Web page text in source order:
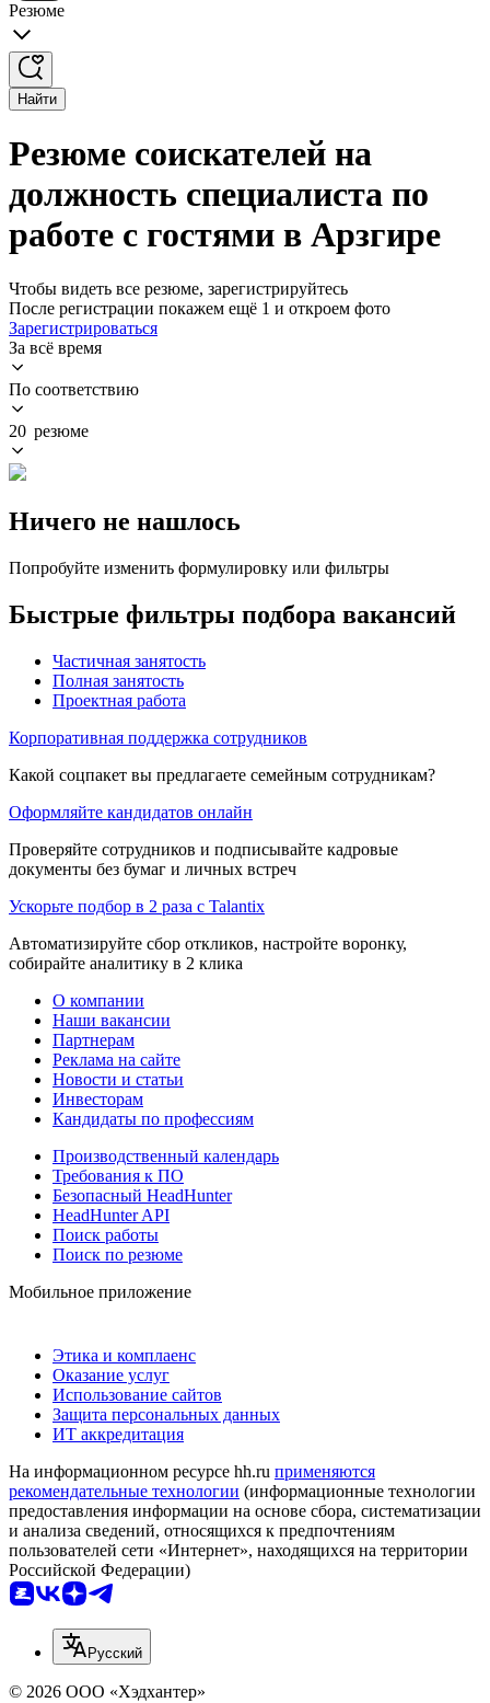
Резюме
Найти
Резюме соискателей на
должность специалиста по
работе с гостями в Арзгире
Чтобы видеть все резюме, зарегистрируйтесь
После регистрации покажем ещё 1 и откроем фото
Зарегистрироваться
За всё время
По соответствию
20 резюме
Ничего не нашлось
Попробуйте изменить формулировку или фильтры
Быстрые фильтры подбора вакансий
Частичная занятость
Полная занятость
Проектная работа
Корпоративная поддержка сотрудников
Какой соцпакет вы предлагаете семейным сотрудникам?
Оформляйте кандидатов онлайн
Проверяйте сотрудников и подписывайте кадровые
документы без бумаг и личных встреч
Ускорьте подбор в 2 раза с Talantix
Автоматизируйте сбор откликов, настройте воронку,
собирайте аналитику в 2 клика
О компании
Наши вакансии
Партнерам
Реклама на сайте
Новости и статьи
Инвесторам
Кандидаты по профессиям
Производственный календарь
Требования к ПО
Безопасный HeadHunter
HeadHunter API
Поиск работы
Поиск по резюме
Мобильное приложение
Этика и комплаенс
Оказание услуг
Использование сайтов
Защита персональных данных
ИТ аккредитация
На информационном ресурсе hh.ru применяются
рекомендательные технологии (информационные технологии
предоставления информации на основе сбора, систематизации
и анализа сведений, относящихся к предпочтениям
пользователей сети «Интернет», находящихся на территории
Российской Федерации)
Русский
© 2026 ООО «Хэдхантер»